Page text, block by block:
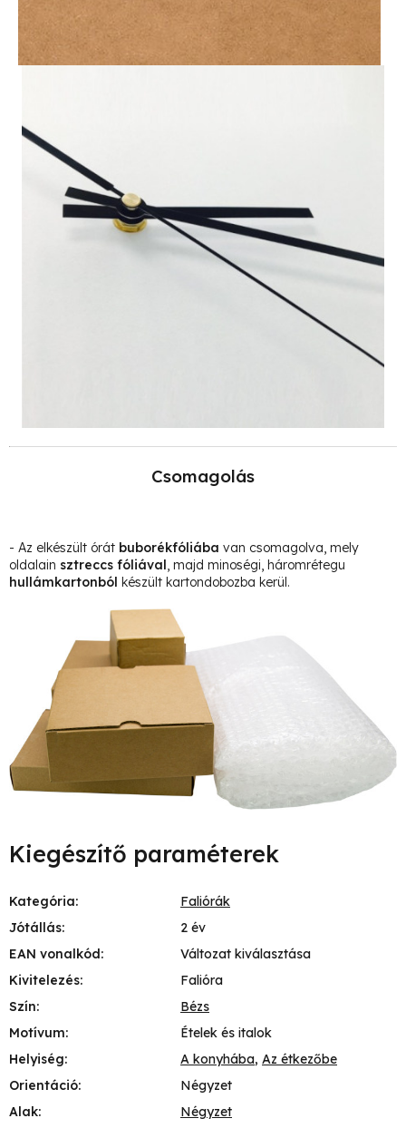
Csomagolás
- Az elkészült órát buborékfóliába van csomagolva, mely
oldalain sztreccs fóliával, majd minoségi, háromrétegu
hullámkartonból készült kartondobozba kerül.
Kiegészítő paraméterek
Kategória:
Faliórák
Jótállás:
2 év
EAN vonalkód:
Változat kiválasztása
Kivitelezés:
Falióra
Szín:
Bézs
Motívum:
Ételek és italok
Helyiség: A konyhába, Az étkezőbe
Orientáció:
Négyzet
Alak: Négyzet